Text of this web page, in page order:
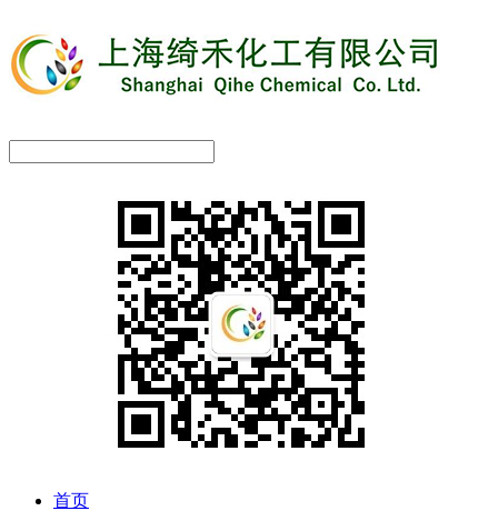
首页